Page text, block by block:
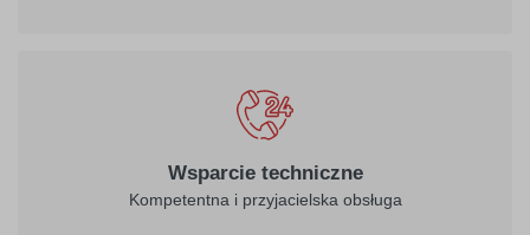
purpurowo-
312
burgund
Wsparcie techniczne
Kompetentna i przyjacielska obsługa